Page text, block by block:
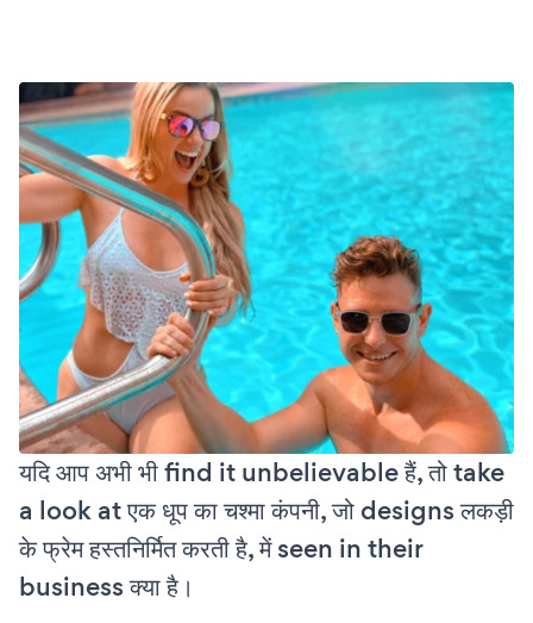
यदि आप अभी भी find it unbelievable हैं, तो take
a look at एक धूप का चश्मा कंपनी, जो designs लकड़ी
के फ्रेम हस्तनिर्मित करती है, में seen in their
business क्या है।